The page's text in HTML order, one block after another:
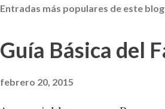
Entradas más populares de este blog
Guía Básica del
febrero 20, 2015